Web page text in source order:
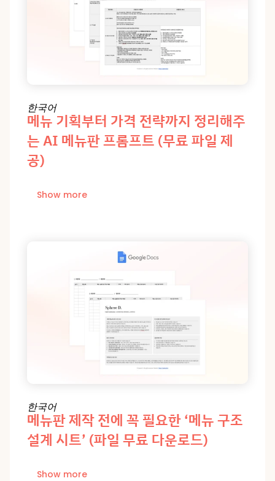
한국어
메뉴 기획부터 가격 전략까지 정리해주
는 AI 메뉴판 프롬프트 (무료 파일 제
공)
Show more
한국어
메뉴판 제작 전에 꼭 필요한 ‘메뉴 구조
설계 시트’ (파일 무료 다운로드)
Show more